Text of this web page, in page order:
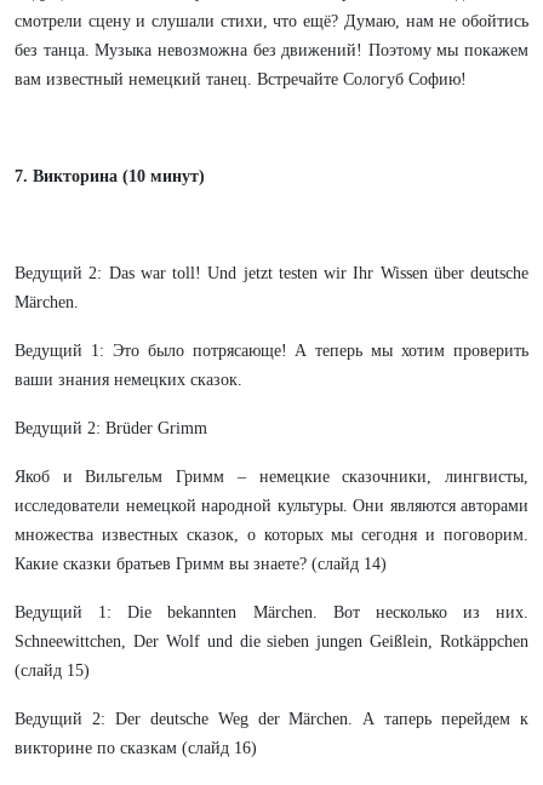
смотрели сцену и слушали стихи, что ещё? Думаю, нам не обойтись
без танца. Музыка невозможна без движений! Поэтому мы покажем
вам известный немецкий танец. Встречайте Сологуб Софию!
7. Викторина (10 минут)
Ведущий 2: Das war toll! Und jetzt testen wir Ihr Wissen über deutsche
Märchen.
Ведущий 1: Это было потрясающе! А теперь мы хотим проверить
ваши знания немецких сказок.
Ведущий 2: Brüder Grimm
Якоб и Вильгельм Гримм –
немецкие сказочники, лингвисты,
исследователи немецкой народной культуры. Они являются авторами
множества известных сказок, о которых мы сегодня и поговорим.
Какие сказки братьев Гримм вы знаете? (слайд 14)
Ведущий 1: Die bekannten Märchen. Вот несколько из них.
Schneewittchen, Der Wolf und die sieben jungen Geißlein, Rotkäppchen
(слайд 15)
Ведущий 2: Der deutsche Weg der Märchen. А таперь перейдем к
викторине по сказкам (слайд 16)